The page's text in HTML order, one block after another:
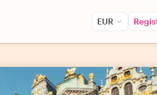
EUR